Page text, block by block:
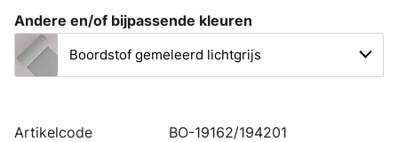
Andere en/of bijpassende kleuren
Boordstof gemeleerd lichtgrijs
Artikelcode BO-19162/194201